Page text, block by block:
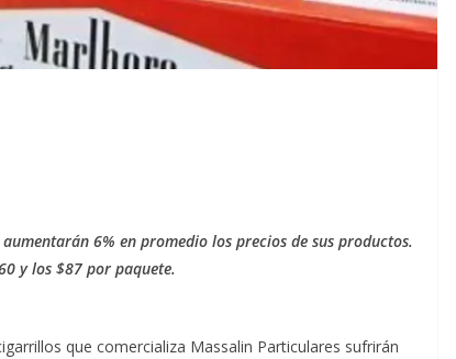
6% en promedio los precios de sus productos.
y los $87 por paquete.
que comercializa Massalin Particulares sufrirán